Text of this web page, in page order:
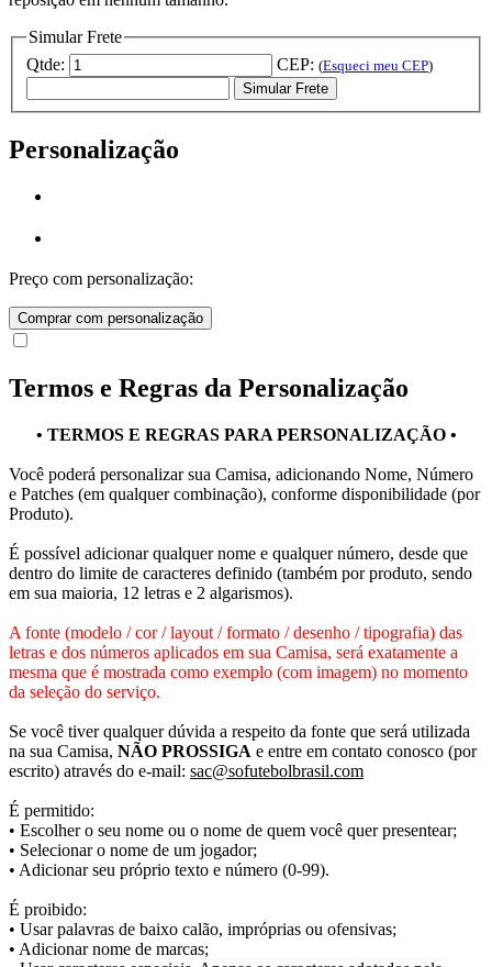
Simular Frete
Qtde:
CEP: (Esqueci meu CEP)
Simular Frete
Personalização
Preço com personalização:
Comprar com personalização
Termos e Regras da Personalização
• TERMOS E REGRAS PARA PERSONALIZAÇÃO •
Você poderá personalizar sua Camisa, adicionando Nome, Número
e Patches (em qualquer combinação), conforme disponibilidade (por
Produto).
É possível adicionar qualquer nome e qualquer número, desde que
dentro do limite de caracteres definido (também por produto, sendo
em sua maioria, 12 letras e 2 algarismos).
A fonte (modelo / cor / layout / formato / desenho / tipografia) das
letras e dos números aplicados em sua Camisa, será exatamente a
mesma que é mostrada como exemplo (com imagem) no momento
da seleção do serviço.
Se você tiver qualquer dúvida a respeito da fonte que será utilizada
na sua Camisa, NÃO PROSSIGA e entre em contato conosco (por
escrito) através do e-mail: sac@sofutebolbrasil.com
É permitido:
• Escolher o seu nome ou o nome de quem você quer presentear;
• Selecionar o nome de um jogador;
• Adicionar seu próprio texto e número (0-99).
É proibido:
• Usar palavras de baixo calão, impróprias ou ofensivas;
• Adicionar nome de marcas;